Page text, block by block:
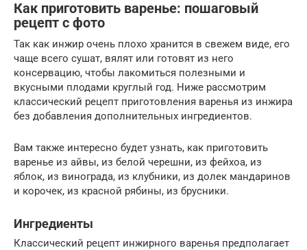
Как приготовить варенье: пошаговый
рецепт с фото
Так как инжир очень плохо хранится в свежем виде, его
чаще всего сушат, вялят или готовят из него
консервацию, чтобы лакомиться полезными и
вкусными плодами круглый год. Ниже рассмотрим
классический рецепт приготовления варенья из инжира
без добавления дополнительных ингредиентов.
Вам также интересно будет узнать, как приготовить
варенье из айвы, из белой черешни, из фейхоа, из
яблок, из винограда, из клубники, из долек мандаринов
и корочек, из красной рябины, из брусники.
Ингредиенты
Классический рецепт инжирного варенья предполагает